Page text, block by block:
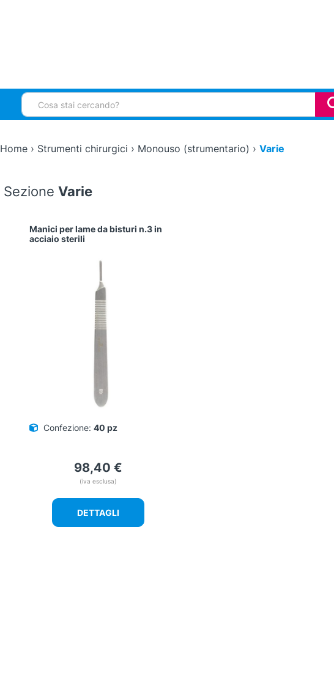
Cerca:
Home › Strumenti chirurgici › Monouso (strumentario) ›Varie
Sezione Varie
Manici per lame da bisturi n.3 in
acciaio sterili
Confezione: 40 pz
98,40€
(iva esclusa)
DETTAGLI